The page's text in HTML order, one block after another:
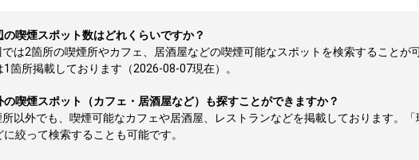
の喫煙スポット数はどれくらいですか？
は2箇所の喫煙所やカフェ、居酒屋などの喫煙可能なスポットを検索すること
箇所掲載しております（2026-08-07現在）。
の喫煙スポット（カフェ・居酒屋など）も探すことができますか？
以外でも、喫煙可能なカフェや居酒屋、レストランなどを掲載しております。
絞って検索することも可能です。